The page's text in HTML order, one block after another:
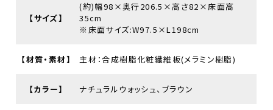
【サイズ】
(約)幅98×奥行206.5×高さ82×床面高
35cm
※床面サイズ:W97.5×L198cm
【材質・素材】 主材：合成樹脂化粧繊維板(メラミン樹脂)
【カラー】 ナチュラルウォッシュ、ブラウン